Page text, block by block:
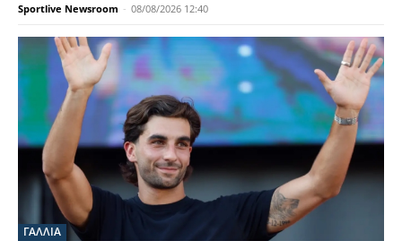
Sportlive Newsroom - 08/08/2026 12:40
ΓΑΛΛΙΑ